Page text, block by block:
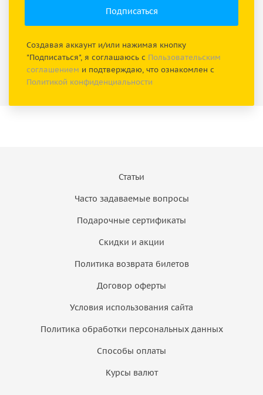
Создавая аккаунт и/или нажимая кнопку
"Подписаться", я соглашаюсь с Пользовательским
соглашением и подтверждаю, что ознакомлен с
Политикой конфиденциальности
Статьи
Часто задаваемые вопросы
Подарочные сертификаты
Скидки и акции
Политика возврата билетов
Договор оферты
Условия использования сайта
Политика обработки персональных данных
Способы оплаты
Курсы валют